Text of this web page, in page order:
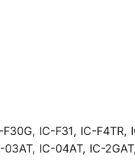
IC-F31, IC-F4TR,
IC-04AT, IC-